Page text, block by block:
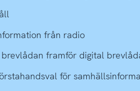
från radio
framför digital
för